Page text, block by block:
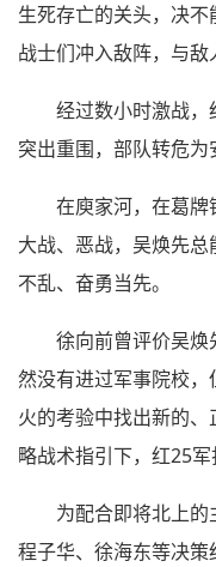
生死存亡的关头，决
战士们冲入敌阵，与敌
经过数小时激战
突出重围，部队转危为
在庾家河，在葛
大战、恶战，吴焕先
不乱、奋勇当先。
徐向前曾评价吴焕
然没有进过军事院校
火的考验中找出新的
略战术指引下，红25军
为配合即将北上
程子华、徐海东等决